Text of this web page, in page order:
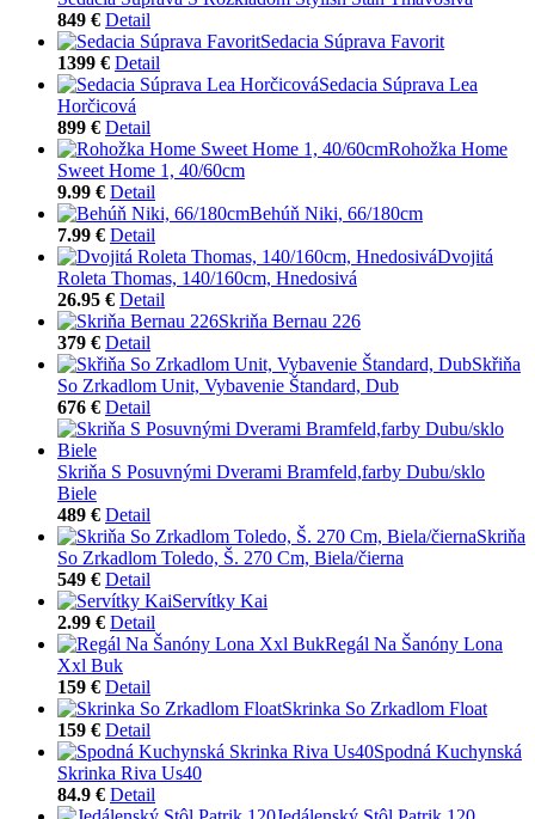
849 € Detail
Sedacia Súprava Favorit
1399 € Detail
Sedacia Súprava Lea
Horčicová
899 € Detail
Rohožka Home
Sweet Home 1, 40/60cm
9.99 € Detail
Behúň Niki, 66/180cm
7.99 € Detail
Dvojitá
Roleta Thomas, 140/160cm, Hnedosivá
26.95 € Detail
Skriňa Bernau 226
379 € Detail
Skřiňa
So Zrkadlom Unit, Vybavenie Štandard, Dub
676 € Detail
Skriňa S Posuvnými Dverami Bramfeld,farby Dubu/sklo
Biele
489 € Detail
Skriňa
So Zrkadlom Toledo, Š. 270 Cm, Biela/čierna
549 € Detail
Servítky Kai
2.99 € Detail
Regál Na Šanóny Lona
Xxl Buk
159 € Detail
Skrinka So Zrkadlom Float
159 € Detail
Spodná Kuchynská
Skrinka Riva Us40
84.9 € Detail